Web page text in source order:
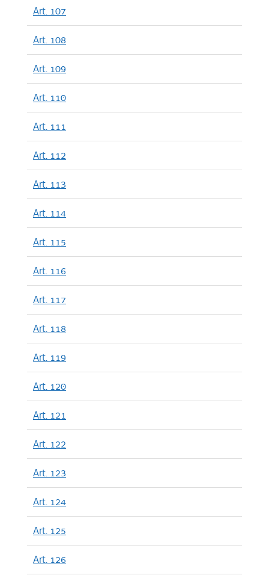
Art. 107
Art. 108
Art. 109
Art. 110
Art. 111
Art. 112
Art. 113
Art. 114
Art. 115
Art. 116
Art. 117
Art. 118
Art. 119
Art. 120
Art. 121
Art. 122
Art. 123
Art. 124
Art. 125
Art. 126